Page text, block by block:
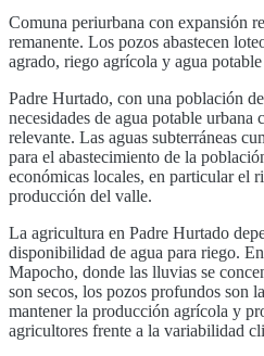
Comuna periurbana con expansión
remanente. Los pozos abastecen
agrado, riego agrícola y agua
Padre Hurtado, con una población de
necesidades de agua potable urbana
relevante. Las aguas subterráneas
para el abastecimiento de la
económicas locales, en particular el
producción del valle.
La agricultura en Padre Hurtado
disponibilidad de agua para riego.
Mapocho, donde las lluvias se
son secos, los pozos profundos son
mantener la producción agrícola y
agricultores frente a la variabilidad